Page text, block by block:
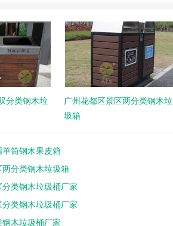
分类钢木垃
广州花都区景区两分类钢木垃
圾箱
筒钢木果皮箱
分类钢木垃圾箱
类钢木垃圾桶厂家
类钢木垃圾桶厂家
木垃圾桶厂家